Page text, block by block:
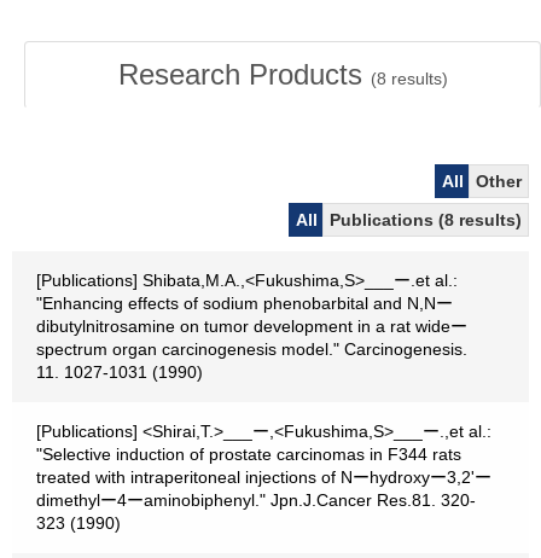
Research Products (8 results)
All
Other
All
Publications (8 results)
[Publications] Shibata,M.A.,<Fukushima,S>___ー.et al.:
"Enhancing effects of sodium phenobarbital and N,Nー
dibutylnitrosamine on tumor development in a rat wideー
spectrum organ carcinogenesis model." Carcinogenesis.
11. 1027-1031 (1990)
[Publications] <Shirai,T.>___ー,<Fukushima,S>___ー.,et al.:
"Selective induction of prostate carcinomas in F344 rats
treated with intraperitoneal injections of Nーhydroxyー3,2'ー
dimethylー4ーaminobiphenyl." Jpn.J.Cancer Res.81. 320-
323 (1990)